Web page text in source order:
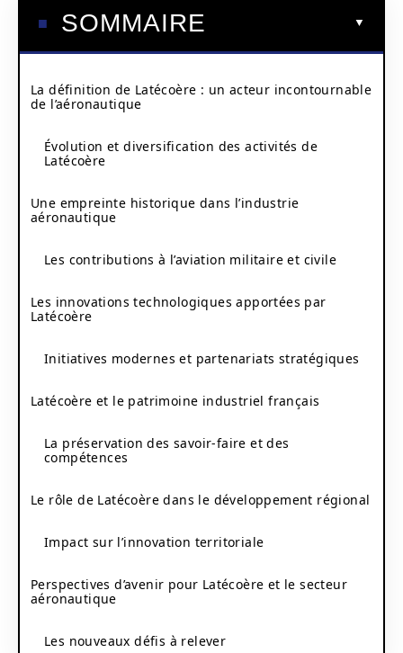
SOMMAIRE
La définition de Latécoère : un acteur incontournable
de l’aéronautique
Évolution et diversification des activités de
Latécoère
Une empreinte historique dans l’industrie
aéronautique
Les contributions à l’aviation militaire et civile
Les innovations technologiques apportées par
Latécoère
Initiatives modernes et partenariats stratégiques
Latécoère et le patrimoine industriel français
La préservation des savoir-faire et des
compétences
Le rôle de Latécoère dans le développement régional
Impact sur l’innovation territoriale
Perspectives d’avenir pour Latécoère et le secteur
aéronautique
Les nouveaux défis à relever